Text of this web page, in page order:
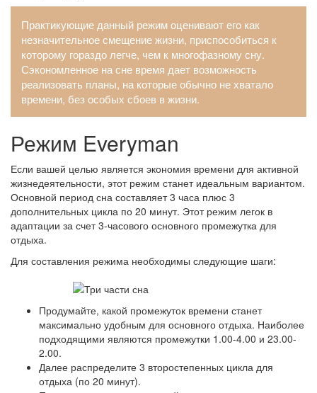
Практикующие данный режим оценивают его как
незначительное смещение жизни, приспособиться к
которому гораздо легче, чем к многофазному сну.
Сэкономленное на сне время дает возможность
реализовать планы, на которые обычно не хватало
времени, без особых сбоев в жизни.
Режим Everyman
Если вашей целью является экономия времени для активной
жизнедеятельности, этот режим станет идеальным вариантом.
Основной период сна составляет 3 часа плюс 3
дополнительных цикла по 20 минут. Этот режим легок в
адаптации за счет 3-часового основного промежутка для
отдыха.
Для составления режима необходимы следующие шаги:
Продумайте, какой промежуток времени станет
максимально удобным для основного отдыха. Наиболее
подходящими являются промежутки 1.00-4.00 и 23.00-
2.00.
Далее распределите 3 второстепенных цикла для
отдыха (по 20 минут).